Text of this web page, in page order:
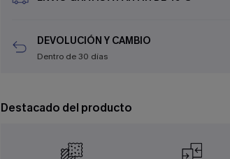
DEVOLUCIÓN Y CAMBIO
Dentro de 30 días
Destacado del producto